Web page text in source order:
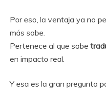
Por eso, la ventaja ya no
más sabe.
Pertenece al que sabe
en impacto real.
Y esa es la gran pregunta